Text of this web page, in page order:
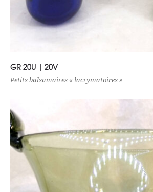
Choix des options
GR 20U | 20V
Petits balsamaires « lacrymatoires »